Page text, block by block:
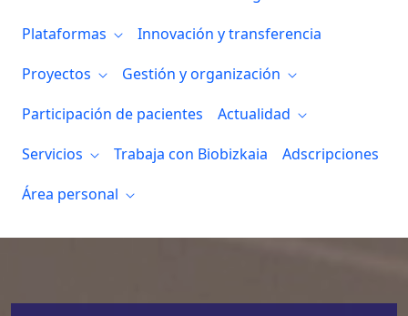
Plataformas
Innovación y transferencia
Proyectos
Gestión y organización
Participación de pacientes
Actualidad
Servicios
Trabaja con Biobizkaia
Adscripciones
Área personal